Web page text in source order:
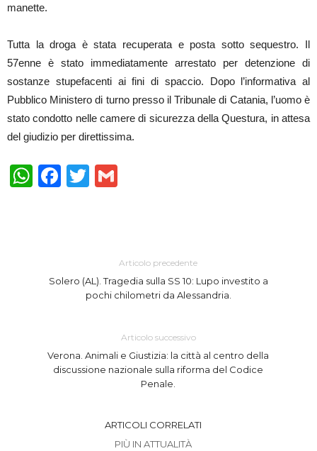
manette.
Tutta la droga è stata recuperata e posta sotto sequestro. Il
57enne è stato immediatamente arrestato per detenzione di
sostanze stupefacenti ai fini di spaccio. Dopo l’informativa al
Pubblico Ministero di turno presso il Tribunale di Catania, l’uomo è
stato condotto nelle camere di sicurezza della Questura, in attesa
del giudizio per direttissima.
WhatsApp
Facebook
Twitter
Articolo precedente
Solero (AL). Tragedia sulla SS 10: Lupo investito a
pochi chilometri da Alessandria.
Articolo successivo
Verona. Animali e Giustizia: la città al centro della
discussione nazionale sulla riforma del Codice
Penale.
ARTICOLI CORRELATI
PIÙ IN ATTUALITÀ